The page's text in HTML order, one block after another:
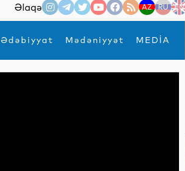
Əlaqə AZ RU EN
Ədəbiyyat Mədəniyyət MEDİA
×